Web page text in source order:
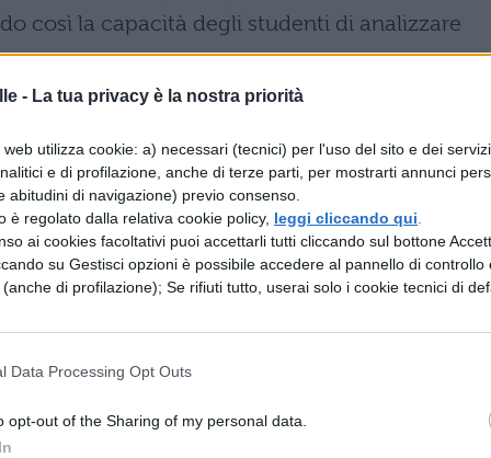
- La tua privacy è la nostra priorità
utilizza cookie: a) necessari (tecnici) per l'uso del sito e dei
e di profilazione, anche di terze parti, per mostrarti annunci
abitudini di navigazione) previo consenso.
è regolato dalla relativa cookie policy, leggi cliccando qui
ai cookies facoltativi puoi accettarli tutti cliccando sul bottone
su Gestisci opzioni è possibile accedere al pannello di controllo
di profilazione); Se rifiuti tutto, userai solo i cookie tecnici di
Data Processing Opt Outs
opt-out of the Sharing of my personal data.
così la capacità degli studenti di analizzare
definito un progetto di “egemonia culturale”
delle nuove generazioni. I firmatari
pensiero, se non adeguatamente bilanciato
possa compromettere la
di ciascun pensatore, elementi essenziali
e pluralista.
indicazioni non
ministeriale, ha chiarito che le